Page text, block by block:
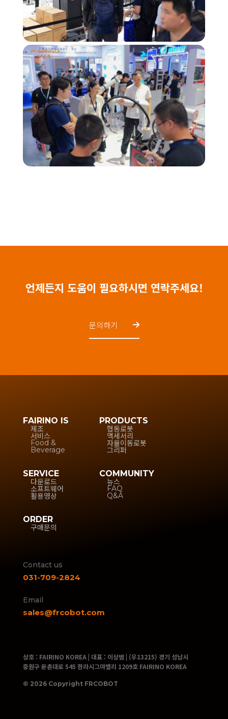
언제든지 도움이 필요하시면 연락주세요!
문의하기
FAIRINO IS
제조
서비스
Food &
Beverage
PRODUCTS
협동로봇
액세서리
자율이동로봇
그리퍼
SERVICE
다운로드
소프트웨어
활용영상
COMMUNITY
뉴스
FAQ
Q&A
ORDER
구매문의
Contact us
031-709-2824
Email
sales@frcobot.com
상호 : FAIRINO KOREA | 대표 : 이상범 | (우13215) 경기 성남시
중원구 둔촌대로 545 한라시그마밸리 1209호 FAIRINO KOREA
© 2026 Copyright FRCOBOT